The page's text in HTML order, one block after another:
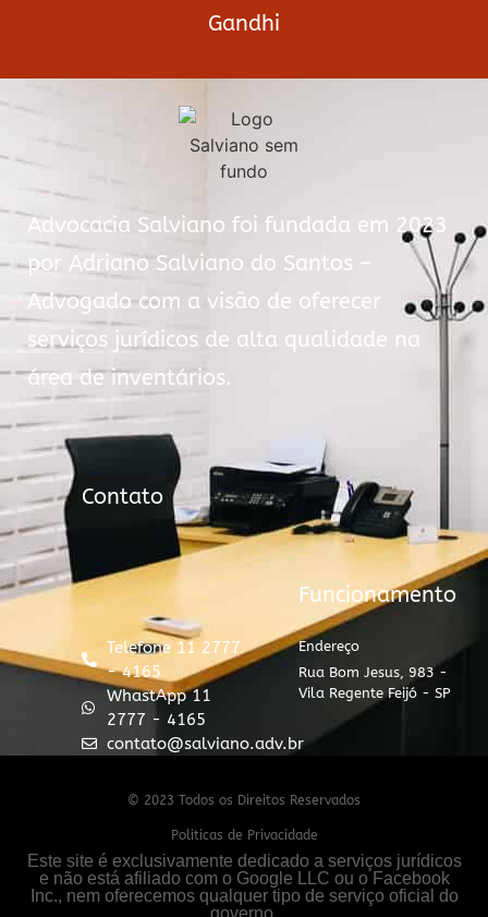
Gandhi
Advocacia Salviano foi fundada em 2023
por Adriano Salviano do Santos –
Advogado com a visão de oferecer
serviços jurídicos de alta qualidade na
área de inventários.
Contato
Telefone 11 2777
- 4165
WhastApp 11
2777 - 4165
contato@salviano.adv.br
Funcionamento
Endereço
Rua Bom Jesus, 983 -
Vila Regente Feijó - SP
© 2023 Todos os Direitos Reservados
Politicas de Privacidade
Este site é exclusivamente dedicado a serviços jurídicos
e não está afiliado com o Google LLC ou o Facebook
Inc., nem oferecemos qualquer tipo de serviço oficial do